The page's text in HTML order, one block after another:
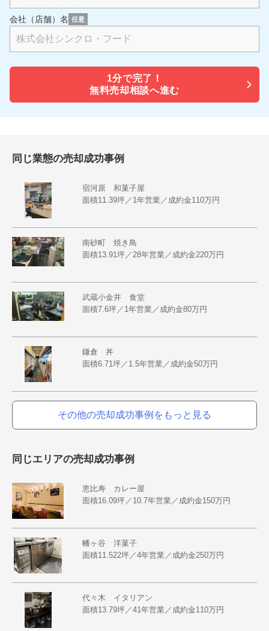
会社（店舗）名 任意
1分で完了！
無料売却相談へ進む
同じ業態の売却成功事例
宿河原 和菓子屋
面積11.39坪／1年営業／成約金110万円
南砂町 焼き鳥
面積13.91坪／28年営業／成約金220万円
武蔵小金井 食堂
面積7.6坪／1年営業／成約金80万円
鎌倉 丼
面積6.71坪／1.5年営業／成約金50万円
その他の売却成功事例をもっと見る
同じエリアの売却成功事例
恵比寿 カレー屋
面積16.09坪／10.7年営業／成約金150万円
幡ヶ谷 洋菓子
面積11.522坪／4年営業／成約金250万円
代々木 イタリアン
面積13.79坪／41年営業／成約金110万円